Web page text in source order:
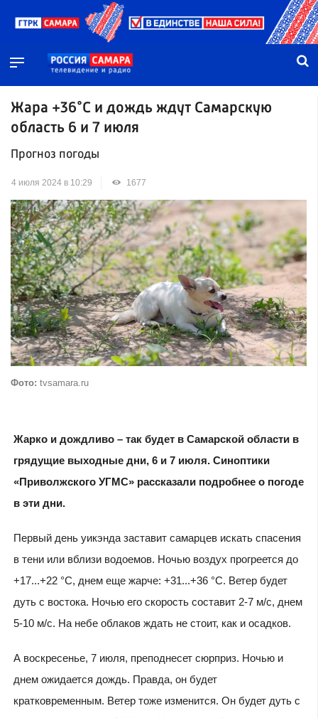
Жара +36°C и дождь ждут Самарскую
область 6 и 7 июля
Прогноз погоды
4 июля 2024 в 10:29 1677
Фото: tvsamara.ru
Жарко и дождливо – так будет в Самарской области в
грядущие выходные дни, 6 и 7 июля. Синоптики
«Приволжского УГМС» рассказали подробнее о погоде
в эти дни.
Первый день уикэнда заставит самарцев искать спасения
в тени или вблизи водоемов. Ночью воздух прогреется до
+17...+22 °C, днем еще жарче: +31...+36 °C. Ветер будет
дуть с востока. Ночью его скорость составит 2-7 м/с, днем
5-10 м/с. На небе облаков ждать не стоит, как и осадков.
А воскресенье, 7 июля, преподнесет сюрприз. Ночью и
днем ожидается дождь. Правда, он будет
кратковременным. Ветер тоже изменится. Он будет дуть с